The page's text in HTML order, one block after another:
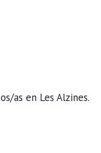
as en Les Alzines.